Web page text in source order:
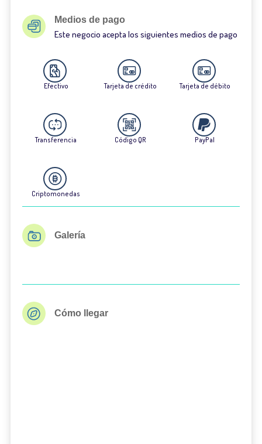
Medios de pago
Este negocio acepta los siguientes medios de pago
Efectivo Tarjeta de crédito Tarjeta de débito
Transferencia Código QR PayPal
Criptomonedas
Galería
Cómo llegar